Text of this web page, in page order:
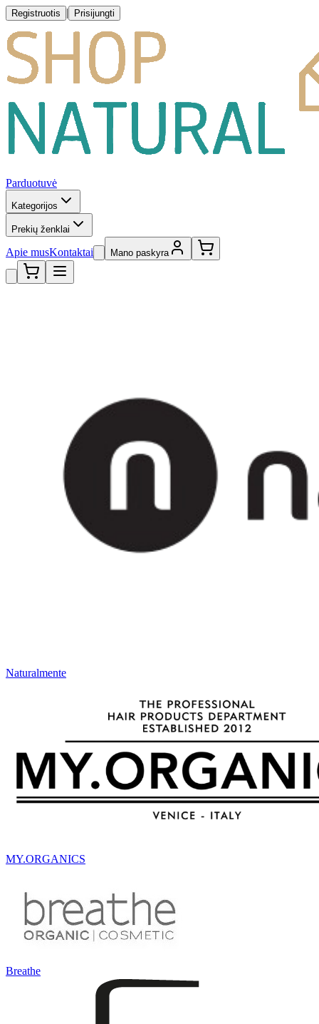
Registruotis | Prisijungti
Parduotuvė
Kategorijos
Prekių ženklai
Apie musKontaktai Mano paskyra
Naturalmente
MY.ORGANICS
Breathe